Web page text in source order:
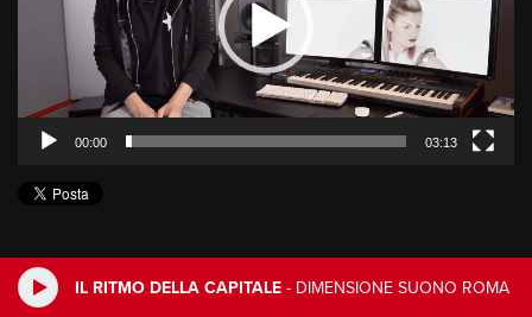
IL RITMO DELLA CAPITALE - DIMENSIONE SUONO ROMA
00:00 03:13